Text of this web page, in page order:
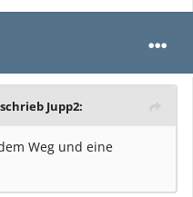
schrieb Jupp2:
Weg und eine